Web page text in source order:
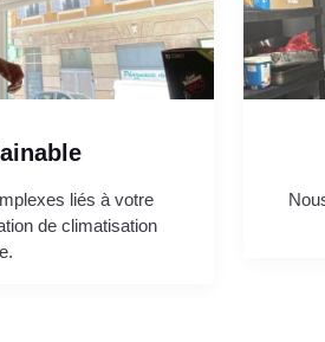
liés à votre
de climatisation